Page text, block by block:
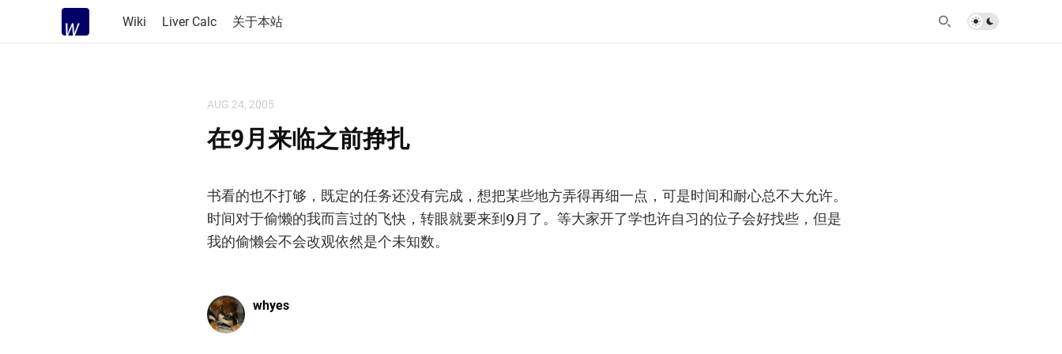
Wiki Liver Calc 关于本站
AUG 24, 2005
在9月来临之前挣扎
书看的也不打够，既定的任务还没有完成，想把某些地方弄得再细一点，可是时间和耐心总不大允许。
时间对于偷懒的我而言过的飞快，转眼就要来到9月了。等大家开了学也许自习的位子会好找些，但是
我的偷懒会不会改观依然是个未知数。
whyes